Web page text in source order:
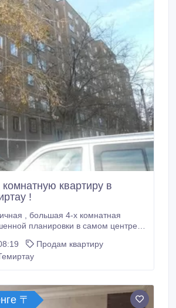
квартиру в
!
х комнатная
планировки в самом центре
районе города ! От
будете в восторге ! 2 этаж
от друга ( 17.
Продам квартиру
〒